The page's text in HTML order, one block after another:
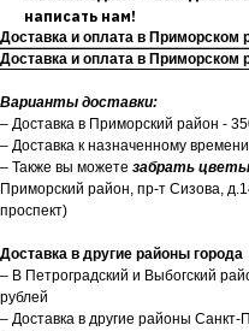
написать нам!
Доставка и оплата в Приморском
Доставка и оплата в Приморском
Варианты доставки:
– Доставка в Приморский район -
– Доставка к назначенному
– Также вы можете забрать
Приморский район, пр-т Сизова,
проспект)
Доставка в другие районы города
– В Петроградский и Выбогский
рублей
– Доставка в другие районы